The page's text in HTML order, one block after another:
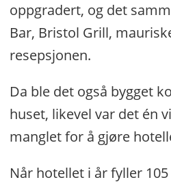
oppgradert, og det
Bar, Bristol Grill,
resepsjonen.
Da ble det også bygget
huset, likevel var det én
manglet for å gjøre
Når hotellet i år fyller